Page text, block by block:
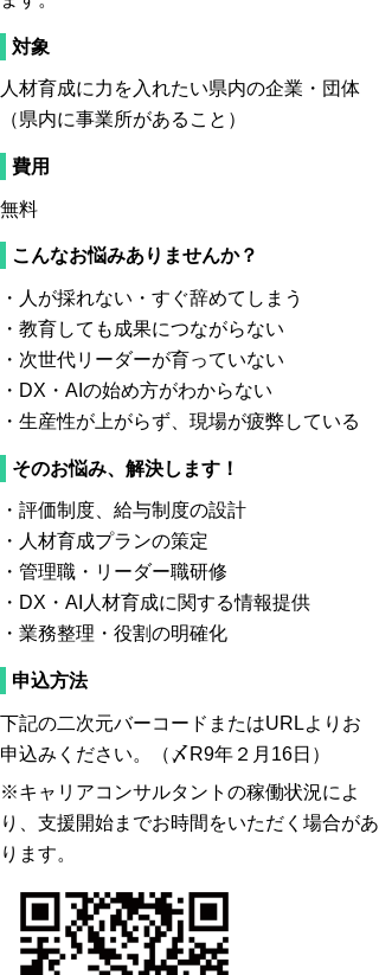
対象
人材育成に力を入れたい県内の企業・団体
（県内に事業所があること）
費用
無料
こんなお悩みありませんか？
・人が採れない・すぐ辞めてしまう
・教育しても成果につながらない
・次世代リーダーが育っていない
・DX・AIの始め方がわからない
・生産性が上がらず、現場が疲弊している
そのお悩み、解決します！
・評価制度、給与制度の設計
・人材育成プランの策定
・管理職・リーダー職研修
・DX・AI人材育成に関する情報提供
・業務整理・役割の明確化
申込方法
下記の二次元バーコードまたはURLよりお
申込みください。（〆R9年２月16日）
※キャリアコンサルタントの稼働状況によ
り、支援開始までお時間をいただく場合があ
ります。